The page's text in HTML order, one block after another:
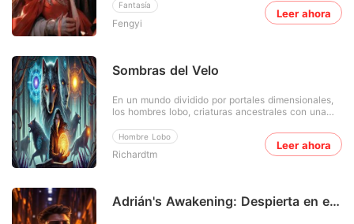
Fantasía
Fengyi
santa proclamada del palacio de los santos, su
vida era tan extraordinario pero quién dirá que
todo cambiaría en segundos con la llegada de una
Leer ahora
Sombras del Velo
Hombre Lobo
Richardtm
En un mundo dividido por portales dimensionales,
los hombres lobo, criaturas ancestrales con una
poder, han descubierto una manera de cruzar a
mundos paralelos. Liderados por un consejo oscuro
conocido como "La Manada Eterna", buscan
Leer ahora
Adrián's Awakening: Despierta en el